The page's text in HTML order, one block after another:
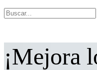
¡Mejora